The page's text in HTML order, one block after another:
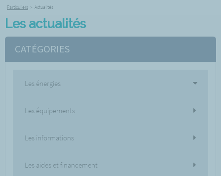
Particuliers > Actualités
Les actualités
CATÉGORIES
Les énergies
Les équipements
Les informations
Les aides et financement